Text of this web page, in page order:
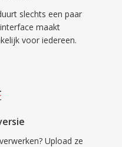
slechts een paar
maakt
voor iedereen.
Upload ze